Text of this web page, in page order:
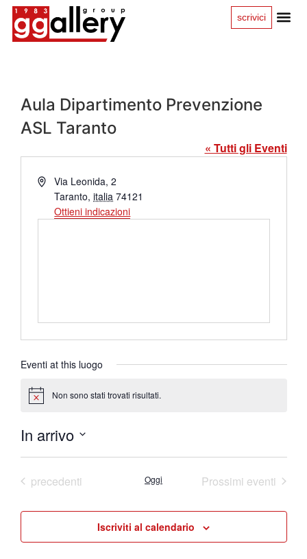
scrivici
Aula Dipartimento Prevenzione
ASL Taranto
« Tutti gli Eventi
IndirizzoVia Leonida, 2
Taranto, italia 74121
Ottieni indicazioni
Eventi at this luogo
Notice Non sono stati trovati risultati.
In arrivo
la
Eventi
precedenti Oggi Prossimi eventi
Iscriviti al calendario